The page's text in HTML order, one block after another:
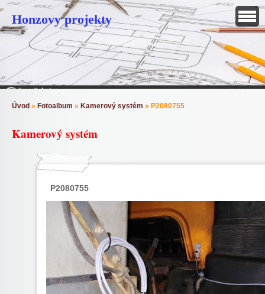
Honzovy projekty
Úvod » Fotoalbum » Kamerový systém » P2080755
Kamerový systém
P2080755